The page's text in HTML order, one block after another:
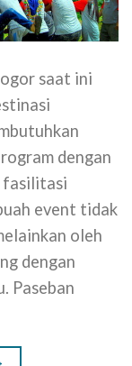
saat ini
dengan
fasilitasi
event tidak
oleh
dengan
Paseban